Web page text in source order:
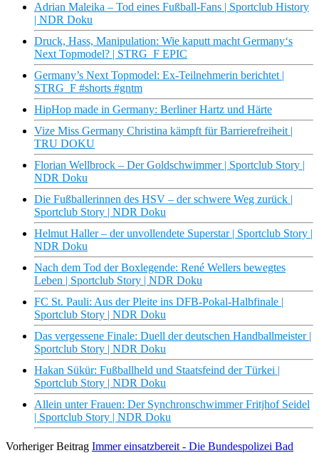
Adrian Maleika – Tod eines Fußball-Fans | Sportclub History
| NDR Doku
Druck, Hass, Manipulation: Wie kaputt macht Germany‘s
Next Topmodel? | STRG_F EPIC
Germany’s Next Topmodel: Ex-Teilnehmerin berichtet |
STRG_F #shorts #gntm
HipHop made in Germany: Berliner Hartz und Härte
Vize Miss Germany Christina kämpft für Barrierefreiheit |
TRU DOKU
Florian Wellbrock – Der Goldschwimmer | Sportclub Story |
NDR Doku
Die Fußballerinnen des HSV – der schwere Weg zurück |
Sportclub Story | NDR Doku
Helmut Haller – der unvollendete Superstar | Sportclub Story |
NDR Doku
Nach dem Tod der Boxlegende: René Wellers bewegtes
Leben | Sportclub Story | NDR Doku
FC St. Pauli: Aus der Pleite ins DFB-Pokal-Halbfinale |
Sportclub Story | NDR Doku
Das vergessene Finale: Duell der deutschen Handballmeister |
Sportclub Story | NDR Doku
Hakan Sükür: Fußballheld und Staatsfeind der Türkei |
Sportclub Story | NDR Doku
Allein unter Frauen: Der Synchronschwimmer Fritjhof Seidel
| Sportclub Story | NDR Doku
Vorheriger Beitrag Immer einsatzbereit - Die Bundespolizei Bad